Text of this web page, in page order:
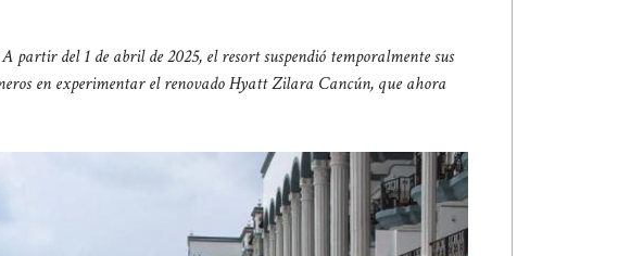
del 1 de abril de 2025, el resort suspendió temporalmente sus
en experimentar el renovado Hyatt Zilara Cancún, que ahora